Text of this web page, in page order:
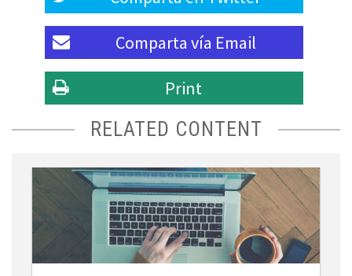
Comparta vía Email
Print
RELATED CONTENT